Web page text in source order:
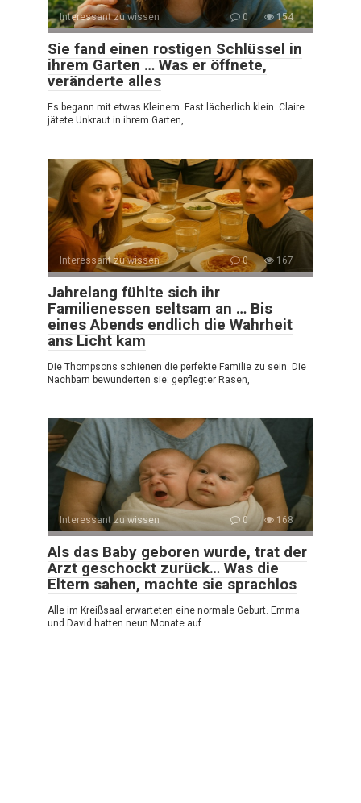
Interessant zu wissen 0 154
Sie fand einen rostigen Schlüssel in
ihrem Garten … Was er öffnete,
veränderte alles
Es begann mit etwas Kleinem. Fast lächerlich klein. Claire
jätete Unkraut in ihrem Garten,
Interessant zu wissen 0 167
Jahrelang fühlte sich ihr
Familienessen seltsam an … Bis
eines Abends endlich die Wahrheit
ans Licht kam
Die Thompsons schienen die perfekte Familie zu sein. Die
Nachbarn bewunderten sie: gepflegter Rasen,
Interessant zu wissen 0 168
Als das Baby geboren wurde, trat der
Arzt geschockt zurück… Was die
Eltern sahen, machte sie sprachlos
Alle im Kreißsaal erwarteten eine normale Geburt. Emma
und David hatten neun Monate auf